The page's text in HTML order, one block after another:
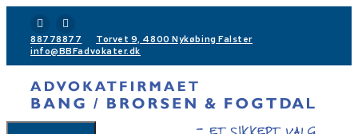
88778877
Torvet 9, 4800 Nykøbing Falster
info@BBFadvokater.dk